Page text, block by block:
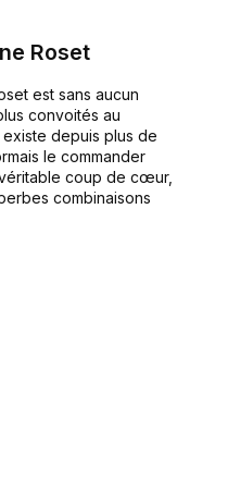
Roset
est sans aucun
convoités au
depuis plus de
le commander
coup de cœur,
combinaisons